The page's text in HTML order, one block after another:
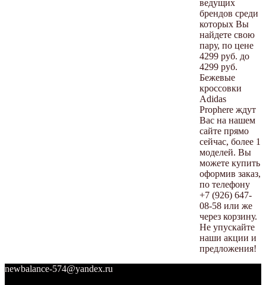
ведущих
брендов среди
которых Вы
найдете свою
пару, по цене
4299 руб. до
4299 руб.
Бежевые
кроссовки
Adidas
Prophere ждут
Вас на нашем
сайте прямо
сейчас, более 1
моделей. Вы
можете купить
оформив заказ,
по телефону
+7 (926) 647-
08-58 или же
через корзину.
Не упускайте
наши акции и
предложения!
newbalance-574@yandex.ru